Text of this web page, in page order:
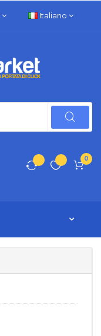
Italiano
0